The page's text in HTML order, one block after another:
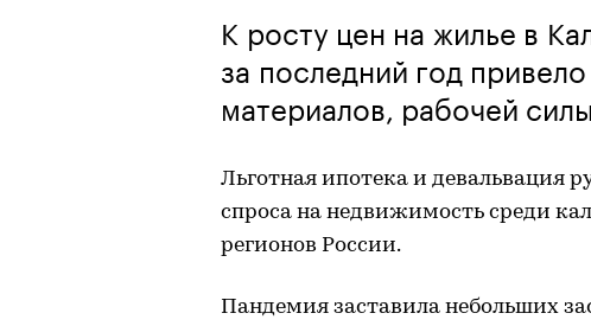
К росту цен на жилье в
за последний год
материалов, рабочей
Льготная ипотека и девальвация
спроса на недвижимость среди
регионов России.
Пандемия заставила небольших